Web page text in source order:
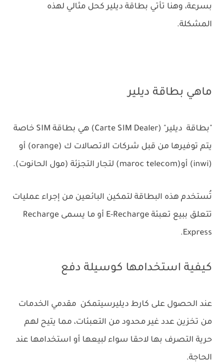
بسرعة، وهنا تأتي بطاقة ديلير كحل مثالي لهذه
المشكلة.
ماهي بطاقة ديلير
"بطاقة ديلير" (Carte SIM Dealer) هي بطاقة SIM خاصة
يتم توفيرها من قبل شركات الاتصالات ك (orange) أو
(inwi) أو(maroc telecom) لتجار التجزئة (مول الحانوت).
تُستخدم هذه البطاقة لتمكين البائعين من إجراء عمليات
تتعلق ببيع تعبئة E-Recharge أو ما يسمى Recharge
Express.
كيفية استخدامها كوسيلة دفع
عند الحصول على كارط ديليرسيتمكن مقدمي الخدمات
من تخزين عدد غير محدود من التعبئات، مما يتيح لهم
حرية التصرف بها لاحقا سواء لبيعها أو استخدامها عند
الحاجة.